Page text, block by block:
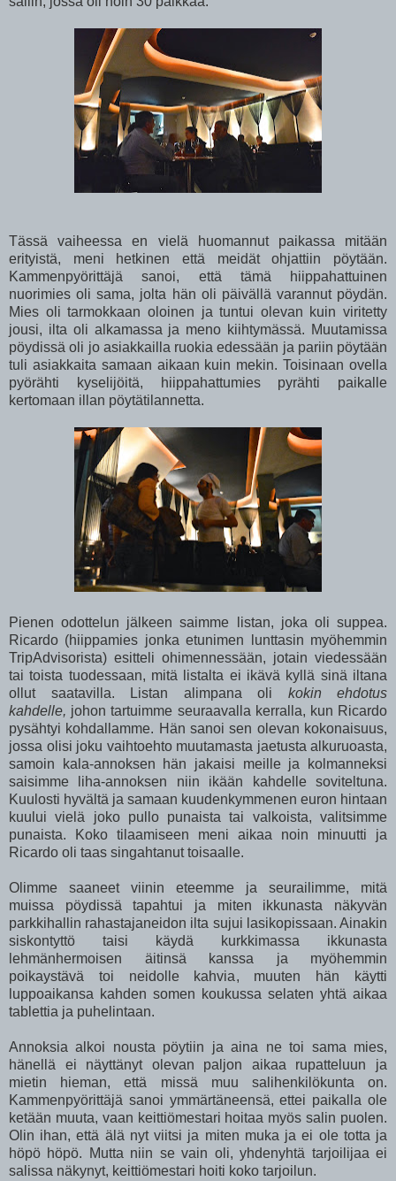
Tässä vaiheessa en vielä huomannut paikassa mitään
erityistä, meni hetkinen että meidät ohjattiin pöytään.
Kammenpyörittäjä sanoi, että tämä hiippahattuinen
nuorimies oli sama, jolta hän oli päivällä varannut pöydän.
Mies oli tarmokkaan oloinen ja tuntui olevan kuin viritetty
jousi, ilta oli alkamassa ja meno kiihtymässä. Muutamissa
pöydissä oli jo asiakkailla ruokia edessään ja pariin pöytään
tuli asiakkaita samaan aikaan kuin mekin. Toisinaan ovella
pyörähti kyselijöitä, hiippahattumies pyrähti paikalle
kertomaan illan pöytätilannetta.
Pienen odottelun jälkeen saimme listan, joka oli suppea.
Ricardo (hiippamies jonka etunimen lunttasin myöhemmin
TripAdvisorista) esitteli ohimennessään, jotain viedessään
tai toista tuodessaan, mitä listalta ei ikävä kyllä sinä iltana
ollut saatavilla. Listan alimpana oli kokin ehdotus
kahdelle, johon tartuimme seuraavalla kerralla, kun Ricardo
pysähtyi kohdallamme. Hän sanoi sen olevan kokonaisuus,
jossa olisi joku vaihtoehto muutamasta jaetusta alkuruoasta,
samoin kala-annoksen hän jakaisi meille ja kolmanneksi
saisimme liha-annoksen niin ikään kahdelle soviteltuna.
Kuulosti hyvältä ja samaan kuudenkymmenen euron hintaan
kuului vielä joko pullo punaista tai valkoista, valitsimme
punaista. Koko tilaamiseen meni aikaa noin minuutti ja
Ricardo oli taas singahtanut toisaalle.
Olimme saaneet viinin eteemme ja seurailimme, mitä
muissa pöydissä tapahtui ja miten ikkunasta näkyvän
parkkihallin rahastajaneidon ilta sujui lasikopissaan. Ainakin
siskontyttö taisi käydä kurkkimassa ikkunasta
lehmänhermoisen äitinsä kanssa ja myöhemmin
poikaystävä toi neidolle kahvia, muuten hän käytti
luppoaikansa kahden somen koukussa selaten yhtä aikaa
tablettia ja puhelintaan.
Annoksia alkoi nousta pöytiin ja aina ne toi sama mies,
hänellä ei näyttänyt olevan paljon aikaa rupatteluun ja
mietin hieman, että missä muu salihenkilökunta on.
Kammenpyörittäjä sanoi ymmärtäneensä, ettei paikalla ole
ketään muuta, vaan keittiömestari hoitaa myös salin puolen.
Olin ihan, että älä nyt viitsi ja miten muka ja ei ole totta ja
höpö höpö. Mutta niin se vain oli, yhdenyhtä tarjoilijaa ei
salissa näkynyt, keittiömestari hoiti koko tarjoilun.